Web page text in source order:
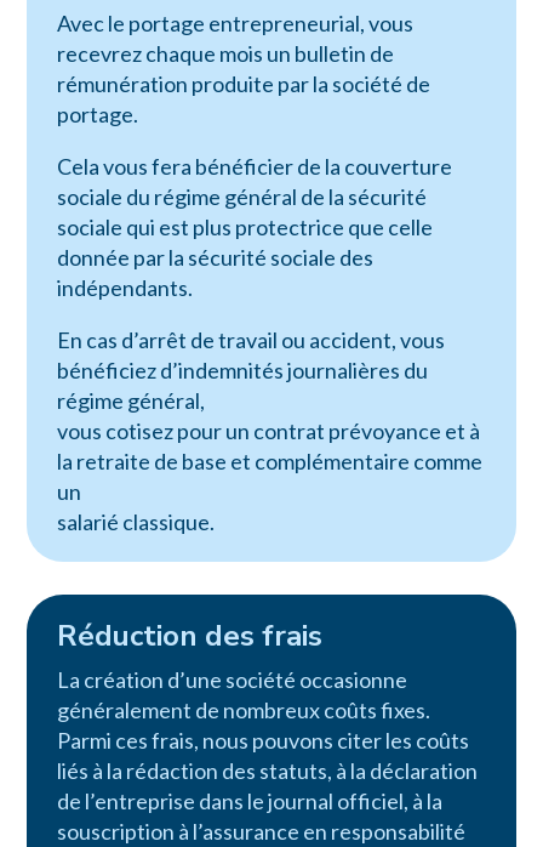
Avec le portage entrepreneurial, vous
recevrez chaque mois un bulletin de
rémunération produite par la société de
portage.
Cela vous fera bénéficier de la couverture
sociale du régime général de la sécurité
sociale qui est plus protectrice que celle
donnée par la sécurité sociale des
indépendants.
En cas d’arrêt de travail ou accident, vous
bénéficiez d’indemnités journalières du
régime général,
vous cotisez pour un contrat prévoyance et à
la retraite de base et complémentaire comme
un
salarié classique.
Réduction des frais
La création d’une société occasionne
généralement de nombreux coûts fixes.
Parmi ces frais, nous pouvons citer les coûts
liés à la rédaction des statuts, à la déclaration
de l’entreprise dans le journal officiel, à la
souscription à l’assurance en responsabilité